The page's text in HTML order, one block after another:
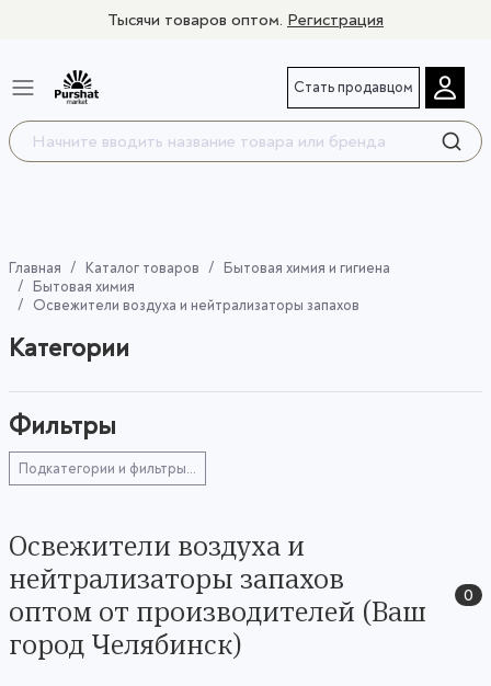
Тысячи товаров оптом. Регистрация
Стать продавцом
Главная Каталог товаров
Бытовая химия и гигиена
Бытовая химия
Освежители воздуха и нейтрализаторы запахов
Категории
Фильтры
Подкатегории и фильтры...
Освежители воздуха и
нейтрализаторы запахов
оптом от производителей (Ваш
город Челябинск)
0